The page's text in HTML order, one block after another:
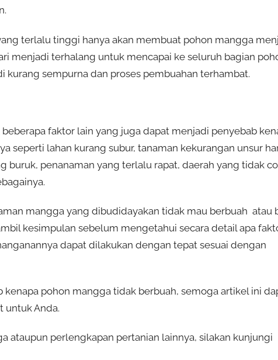
terlalu tinggi hanya akan membuat pohon mangga
menjadi terhalang untuk mencapai ke seluruh bagian
sempurna dan proses pembuahan terhambat.
faktor lain yang juga dapat menjadi penyebab
seperti lahan kurang subur, tanaman kekurangan unsur
buruk, penanaman yang terlalu rapat, daerah yang tidak
mangga yang dibudidayakan tidak mau berbuah atau
kesimpulan sebelum mengetahui secara detail apa
dapat dilakukan dengan tepat sesuai dengan
pohon mangga tidak berbuah, semoga artikel ini
untuk Anda.
ataupun perlengkapan pertanian lainnya, silakan kunjungi